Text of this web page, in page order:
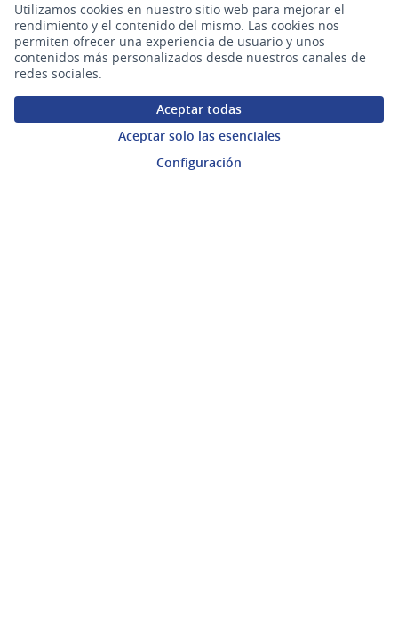
Utilizamos cookies en nuestro sitio web para mejorar el
rendimiento y el contenido del mismo. Las cookies nos
permiten ofrecer una experiencia de usuario y unos
contenidos más personalizados desde nuestros canales de
redes sociales.
Aceptar todas
Aceptar solo las esenciales
Configuración
Mi cuenta
Ingresar a la plataforma
Ayuda
Preguntas frecuentes